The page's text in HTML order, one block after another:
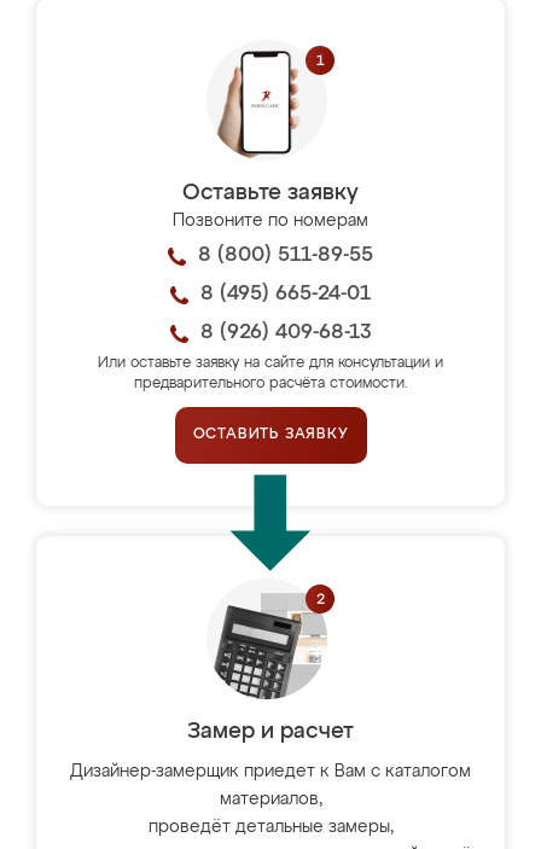
Оставьте заявку
Позвоните по номерам
8 (800) 511-89-55
8 (495) 665-24-01
8 (926) 409-68-13
Или оставьте заявку на сайте для консультации и
предварительного расчёта стоимости.
ОСТАВИТЬ ЗАЯВКУ
Замер и расчет
Дизайнер-замерщик приедет к Вам с каталогом
материалов,
проведёт детальные замеры,